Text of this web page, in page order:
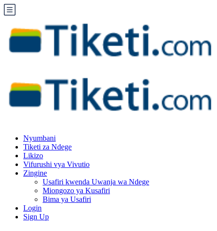
Nyumbani
Tiketi za Ndege
Likizo
Vifurushi vya Vivutio
Zingine
Usafiri kwenda Uwanja wa Ndege
Miongozo ya Kusafiri
Bima ya Usafiri
Login
Sign Up